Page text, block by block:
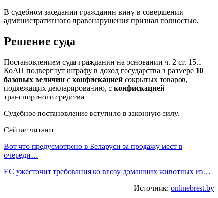
В судебном заседании гражданин вину в совершении
административного правонарушения признал полностью.
Решение суда
Постановлением суда гражданин на основании ч. 2 ст. 15.1
КоАП подвергнут штрафу в доход государства в размере 10
базовых величин с конфискацией сокрытых товаров,
подлежащих декларированию, с конфискацией
транспортного средства.
Судебное постановление вступило в законную силу.
Сейчас читают
Вот что предусмотрено в Беларуси за продажу мест в
очереди…
ЕС ужесточит требования ко ввозу домашних животных из…
Источник: onlinebrest.by